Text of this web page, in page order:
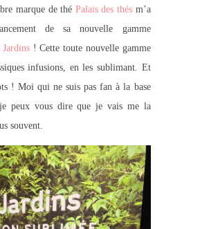
marque de thé Palais des thésm’a
de sa nouvelle gamme
Jardins! Cette toute nouvelle gamme
infusions, en les sublimant. Et
! Moi qui ne suis pas fan à la base
peux vous dire que je vais me la
souvent.